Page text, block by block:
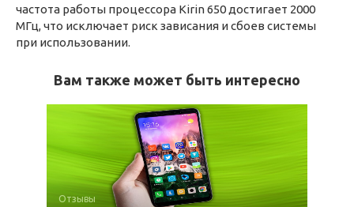
частота работы процессора Kirin 650 достигает 2000
МГц, что исключает риск зависания и сбоев системы
при использовании.
Вам также может быть интересно
Отзывы